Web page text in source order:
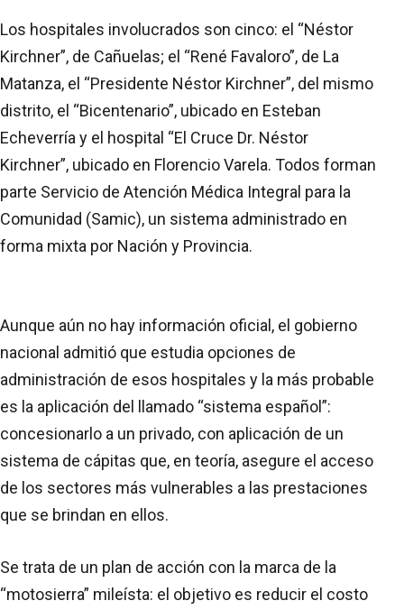
Los hospitales involucrados son cinco: el “Néstor
Kirchner”, de Cañuelas; el “René Favaloro”, de La
Matanza, el “Presidente Néstor Kirchner”, del mismo
distrito, el “Bicentenario”, ubicado en Esteban
Echeverría y el hospital “El Cruce Dr. Néstor
Kirchner”, ubicado en Florencio Varela. Todos forman
parte Servicio de Atención Médica Integral para la
Comunidad (Samic), un sistema administrado en
forma mixta por Nación y Provincia.
Aunque aún no hay información oficial, el gobierno
nacional admitió que estudia opciones de
administración de esos hospitales y la más probable
es la aplicación del llamado “sistema español”:
concesionarlo a un privado, con aplicación de un
sistema de cápitas que, en teoría, asegure el acceso
de los sectores más vulnerables a las prestaciones
que se brindan en ellos.
Se trata de un plan de acción con la marca de la
“motosierra” mileísta: el objetivo es reducir el costo